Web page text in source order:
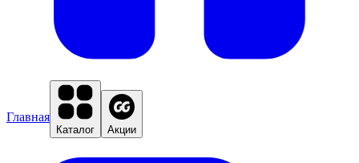
Главная
Каталог Акции